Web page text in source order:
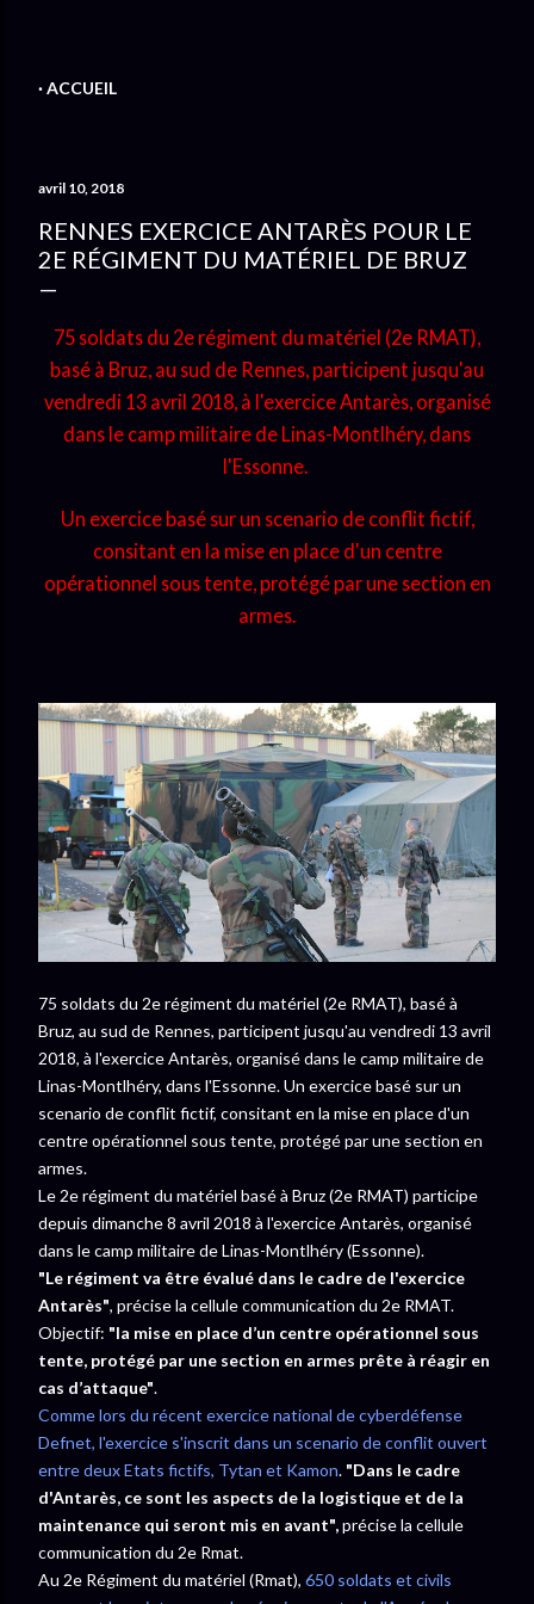
ACCUEIL
avril 10, 2018
RENNES EXERCICE ANTARÈS POUR LE
2E RÉGIMENT DU MATÉRIEL DE BRUZ
75 soldats du 2e régiment du matériel (2e RMAT),
basé à Bruz, au sud de Rennes, participent jusqu'au
vendredi 13 avril 2018, à l'exercice Antarès, organisé
dans le camp militaire de Linas-Montlhéry, dans
l'Essonne.
Un exercice basé sur un scenario de conflit fictif,
consitant en la mise en place d'un centre
opérationnel sous tente, protégé par une section en
armes.
75 soldats du 2e régiment du matériel (2e RMAT), basé à
Bruz, au sud de Rennes, participent jusqu'au vendredi 13 avril
2018, à l'exercice Antarès, organisé dans le camp militaire de
Linas-Montlhéry, dans l'Essonne. Un exercice basé sur un
scenario de conflit fictif, consitant en la mise en place d'un
centre opérationnel sous tente, protégé par une section en
armes.
Le 2e régiment du matériel basé à Bruz (2e RMAT) participe
depuis dimanche 8 avril 2018 à l'exercice Antarès, organisé
dans le camp militaire de Linas-Montlhéry (Essonne).
"Le régiment va être évalué dans le cadre de l'exercice
Antarès", précise la cellule communication du 2e RMAT.
Objectif: "la mise en place d’un centre opérationnel sous
tente, protégé par une section en armes prête à réagir en
cas d’attaque".
Comme lors du récent exercice national de cyberdéfense
Defnet, l'exercice s'inscrit dans un scenario de conflit ouvert
entre deux Etats fictifs, Tytan et Kamon. "Dans le cadre
d'Antarès, ce sont les aspects de la logistique et de la
maintenance qui seront mis en avant",précise la cellule
communication du 2e Rmat.
Au 2e Régiment du matériel (Rmat), 650 soldats et civils